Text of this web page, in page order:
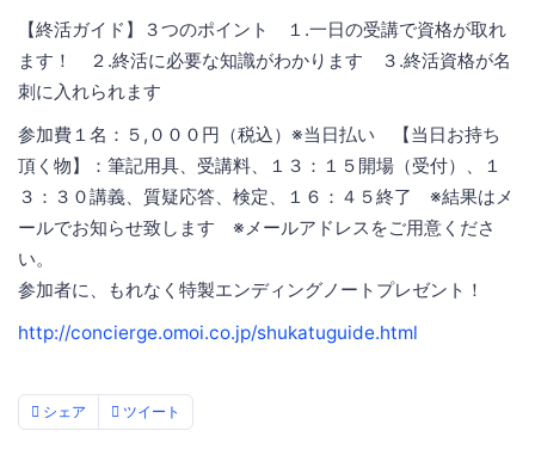
【終活ガイド】３つのポイント １.一日の受講で資格が取れ
ます！ ２.終活に必要な知識がわかります ３.終活資格が名
刺に入れられます
参加費１名：５,０００円（税込）※当日払い 【当日お持ち
頂く物】：筆記用具、受講料、１３：１５開場（受付）、１
３：３０講義、質疑応答、検定、１６：４５終了 ※結果はメ
ールでお知らせ致します ※メールアドレスをご用意くださ
い。
参加者に、もれなく特製エンディングノートプレゼント！
http://concierge.omoi.co.jp/shukatuguide.html
シェア ツイート